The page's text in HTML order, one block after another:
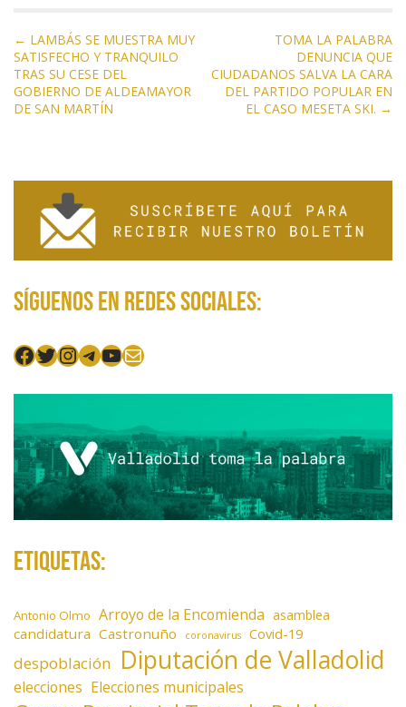
N
a
v
e
c
n
e
n
t
r
a
d
a
s
← LAMBÁS SE MUESTRA MUY
SATISFECHO Y TRANQUILO
TRAS SU CESE DEL
GOBIERNO DE ALDEAMAYOR
DE SAN MARTÍN
TOMA LA PALABRA
DENUNCIA QUE
CIUDADANOS SALVA LA CARA
DEL PARTIDO POPULAR EN
EL CASO MESETA SKI. →
Síguenos en redes sociales:
Facebook
Twitter
Instagram
Telegram
YouTube
Mail
Etiquetas:
Antonio Olmo Arroyo de la Encomienda asamblea
candidatura Castronuño coronavirus Covid-19
despoblación Diputación de Valladolid
elecciones Elecciones municipales